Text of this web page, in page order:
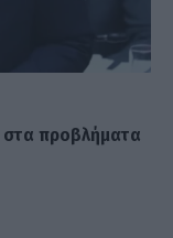
στα προβλήματα